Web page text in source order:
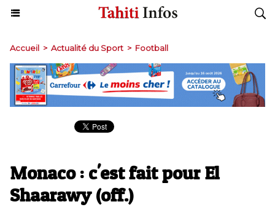
Accueil > Actualité du Sport > Football
Monaco : c'est fait pour El
Shaarawy (off.)